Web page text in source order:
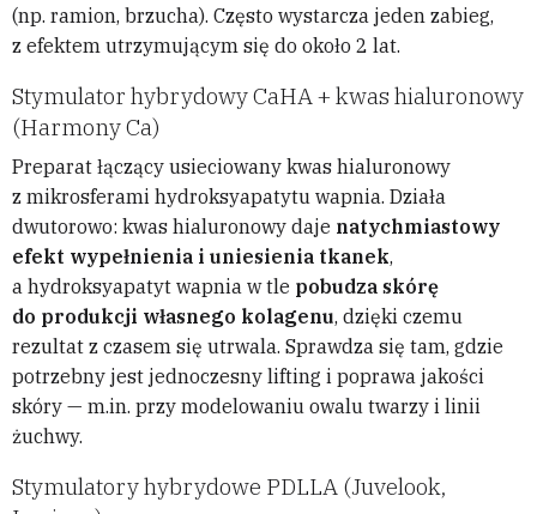
(np. ramion, brzucha). Często wystarcza jeden zabieg,
z efektem utrzymującym się do około 2 lat.
Stymulator hybrydowy CaHA + kwas hialuronowy
(Harmony Ca)
Preparat łączący usieciowany kwas hialuronowy
z mikrosferami hydroksyapatytu wapnia. Działa
dwutorowo: kwas hialuronowy daje natychmiastowy
efekt wypełnienia i uniesienia tkanek,
a hydroksyapatyt wapnia w tle pobudza skórę
do produkcji własnego kolagenu, dzięki czemu
rezultat z czasem się utrwala. Sprawdza się tam, gdzie
potrzebny jest jednoczesny lifting i poprawa jakości
skóry — m.in. przy modelowaniu owalu twarzy i linii
żuchwy.
Stymulatory hybrydowe PDLLA (Juvelook,